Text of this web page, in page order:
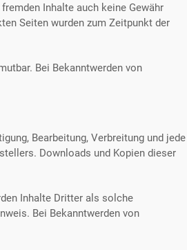
Inhalte auch keine Gewähr
Seiten wurden zum Zeitpunkt der
Bei Bekanntwerden von
Bearbeitung, Verbreitung und jede
Downloads und Kopien dieser
Inhalte Dritter als solche
Bei Bekanntwerden von